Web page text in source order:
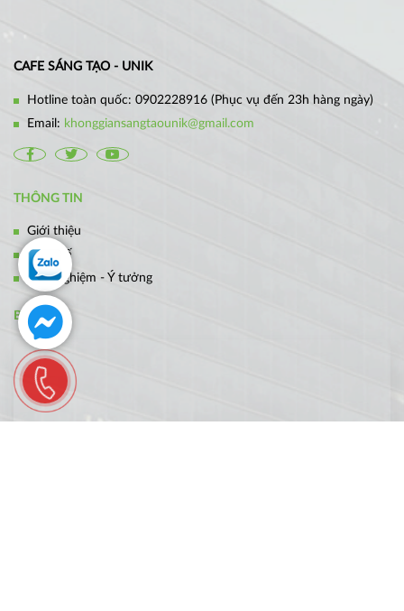
CAFE SÁNG TẠO - UNIK
Hotline toàn quốc: 0902228916 (Phục vụ đến 23h hàng ngày)
Email: khonggiansangtaounik@gmail.com
THÔNG TIN
Giới thiệu
Thiết kế
Kinh nghiệm - Ý tưởng
BẢN ĐỒ